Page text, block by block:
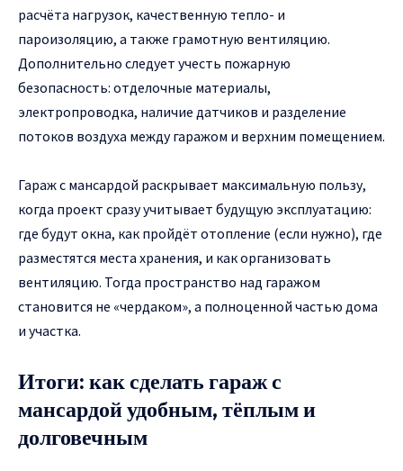
расчёта нагрузок, качественную тепло- и
пароизоляцию, а также грамотную вентиляцию.
Дополнительно следует учесть пожарную
безопасность: отделочные материалы,
электропроводка, наличие датчиков и разделение
потоков воздуха между гаражом и верхним помещением.
Гараж с мансардой раскрывает максимальную пользу,
когда проект сразу учитывает будущую эксплуатацию:
где будут окна, как пройдёт отопление (если нужно), где
разместятся места хранения, и как организовать
вентиляцию. Тогда пространство над гаражом
становится не «чердаком», а полноценной частью дома
и участка.
Итоги: как сделать гараж с
мансардой удобным, тёплым и
долговечным